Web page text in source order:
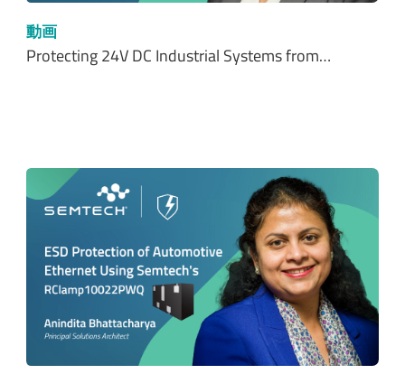
動画
Protecting 24V DC Industrial Systems from…